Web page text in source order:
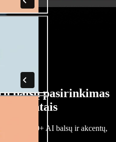
balsų pasirinkimas
akcentais
iš 100+ AI balsų ir akcentų,